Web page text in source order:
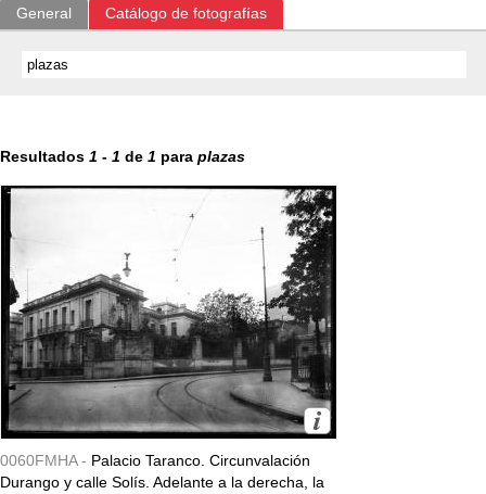
General Catálogo de fotografías
Resultados 1 - 1 de 1 para plazas
0060FMHA - Palacio Taranco. Circunvalación
Durango y calle Solís. Adelante a la derecha, la